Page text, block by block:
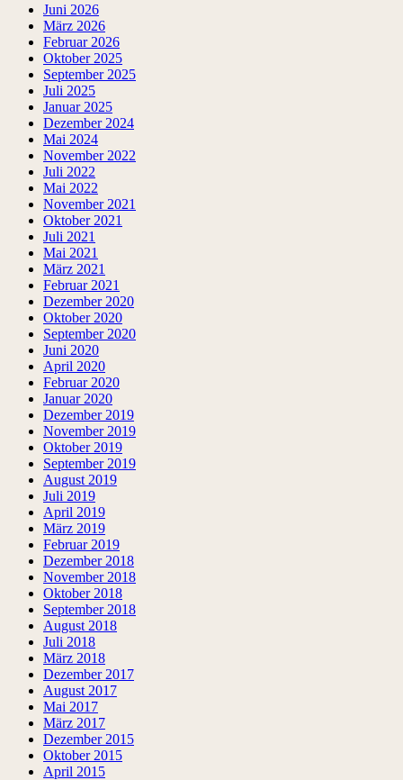
Juni 2026
März 2026
Februar 2026
Oktober 2025
September 2025
Juli 2025
Januar 2025
Dezember 2024
Mai 2024
November 2022
Juli 2022
Mai 2022
November 2021
Oktober 2021
Juli 2021
Mai 2021
März 2021
Februar 2021
Dezember 2020
Oktober 2020
September 2020
Juni 2020
April 2020
Februar 2020
Januar 2020
Dezember 2019
November 2019
Oktober 2019
September 2019
August 2019
Juli 2019
April 2019
März 2019
Februar 2019
Dezember 2018
November 2018
Oktober 2018
September 2018
August 2018
Juli 2018
März 2018
Dezember 2017
August 2017
Mai 2017
März 2017
Dezember 2015
Oktober 2015
April 2015